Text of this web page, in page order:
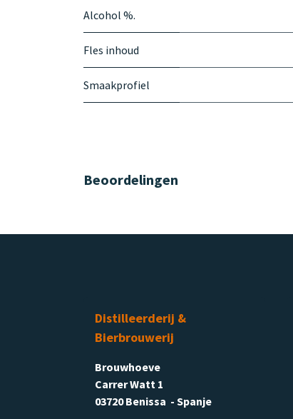
Alcohol %.
Fles inhoud
Smaakprofiel
Beoordelingen
Distilleerderij &
Bierbrouwerij
Brouwhoeve
Carrer Watt 1
03720 Benissa - Spanje